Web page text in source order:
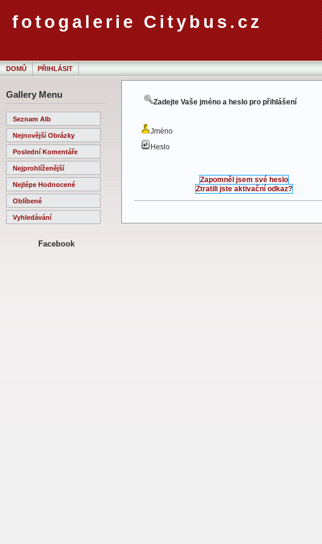
fotogalerie Citybus.cz
DOMŮ PŘIHLÁSIT
Gallery Menu
Seznam Alb
Nejnovější Obrázky
Poslední Komentáře
Nejprohlíženější
Nejlépe Hodnocené
Oblíbené
Vyhledávání
Facebook
Zadejte Vaše jméno a heslo pro přihlášení
Jméno
Heslo
Zapomněl jsem své heslo
Ztratili jste aktivační odkaz?